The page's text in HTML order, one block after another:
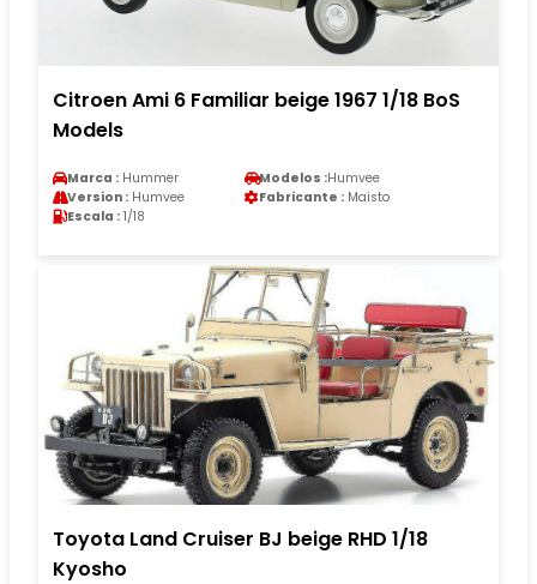
Citroen Ami 6 Familiar beige 1967 1/18 BoS
Models
Marca : Hummer Modelos :Humvee
Version : Humvee Fabricante : Maisto
Escala : 1/18
Toyota Land Cruiser BJ beige RHD 1/18
Kyosho